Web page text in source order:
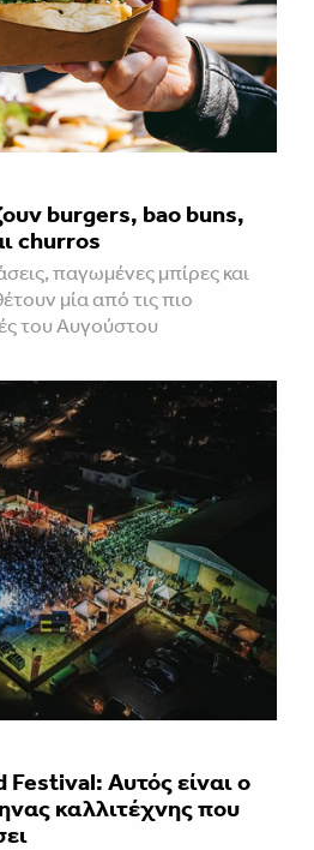
burgers, bao buns,
churros
παγωμένες μπίρες και
μία από τις πιο
του Αυγούστου
Αυτός είναι ο
καλλιτέχνης που